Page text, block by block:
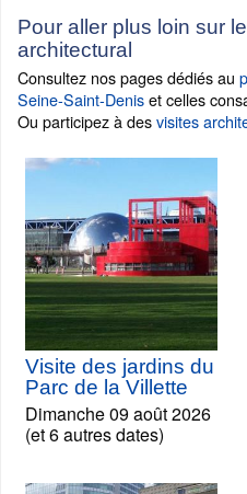
Pour aller plus loin sur
architectural
Consultez nos pages dédiés au
Seine-Saint-Deniset celles
Ou participez à desvisites
Visite des jardins du
Parc de la Villette
Dimanche 09 août 2026
(et 6 autres dates)